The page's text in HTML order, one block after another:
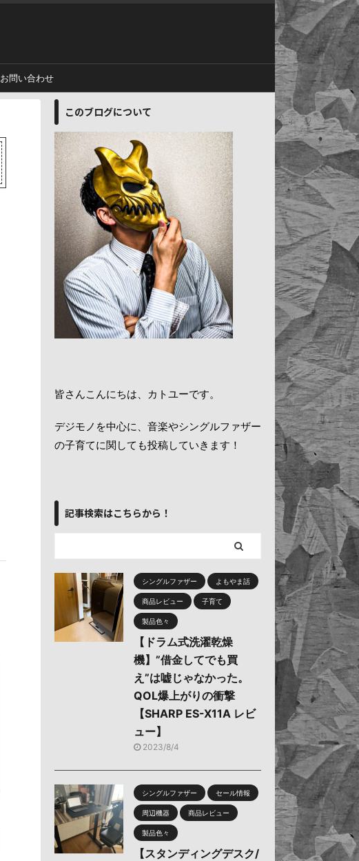
お問い合わせ
このブログについて
皆さんこんにちは、カトユーです。
デジモノを中心に、音楽やシングルファザー
の子育てに関しても投稿していきます！
記事検索はこちらから！
シングルファザー よもやま話
商品レビュー 子育て
製品色々
【ドラム式洗濯乾燥
機】”借金してでも買
え”は嘘じゃなかった。
QOL爆上がりの衝撃
【SHARP ES-X11A レビ
ュー】
2023/8/4
シングルファザー セール情報
周辺機器 商品レビュー
製品色々
【スタンディングデスク/